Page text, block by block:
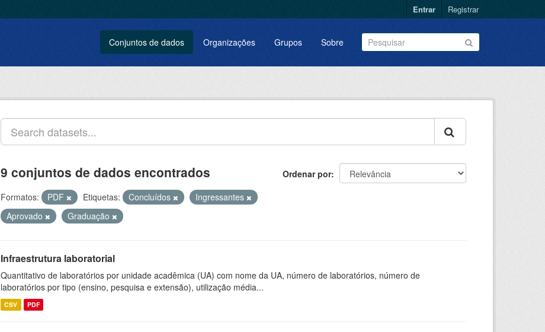
Entrar Registrar
Conjuntos de dados Organizações Grupos Sobre
Ordenar por
9 conjuntos de dados encontrados
Formatos: PDF Etiquetas: Concluídos
Ingressantes
Aprovado
Graduação
Infraestrutura laboratorial
Quantitativo de laboratórios por unidade acadêmica (UA) com nome da UA, número de laboratórios, número de
laboratórios por tipo (ensino, pesquisa e extensão), utilização média...
CSV PDF